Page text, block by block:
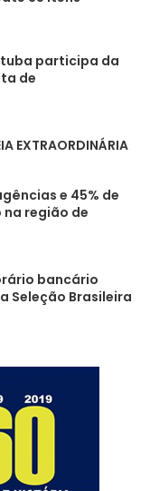
participa da
de
EXTRAORDINÁRIA
e 45% de
região de
bancário
Seleção Brasileira